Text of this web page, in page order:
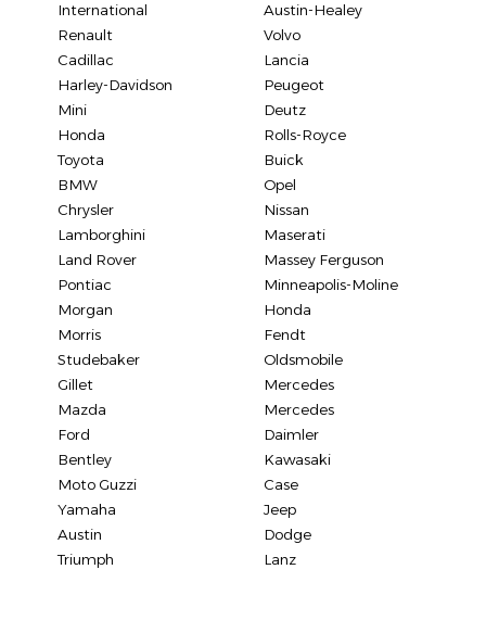
International
Austin-Healey
Renault
Volvo
Cadillac
Lancia
Harley-Davidson
Peugeot
Mini
Deutz
Honda
Rolls-Royce
Toyota
Buick
BMW
Opel
Chrysler
Nissan
Lamborghini
Maserati
Land Rover
Massey Ferguson
Pontiac
Minneapolis-Moline
Morgan
Honda
Morris
Fendt
Studebaker
Oldsmobile
Gillet
Mercedes
Mazda
Mercedes
Ford
Daimler
Bentley
Kawasaki
Moto Guzzi
Case
Yamaha
Jeep
Austin
Dodge
Triumph
Lanz